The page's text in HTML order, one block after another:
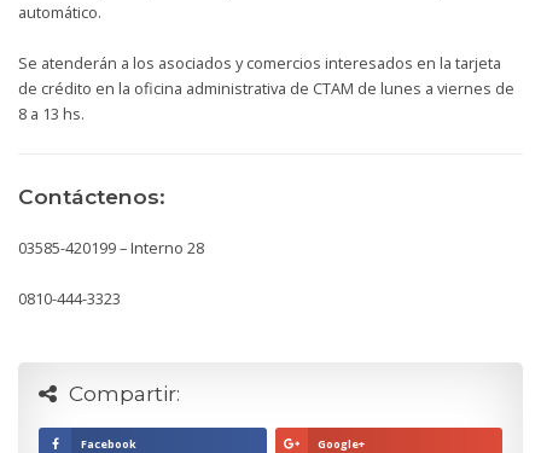
automático.
Se atenderán a los asociados y comercios interesados en la tarjeta
de crédito en la oficina administrativa de CTAM de lunes a viernes de
8 a 13 hs.
Contáctenos:
03585-420199 – Interno 28
0810-444-3323
Compartir:
Facebook Google+